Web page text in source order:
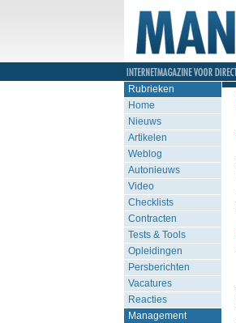
Rubrieken
Home
Nieuws
Artikelen
Weblog
Autonieuws
Video
Checklists
Contracten
Tests & Tools
Opleidingen
Persberichten
Vacatures
Reacties
Management